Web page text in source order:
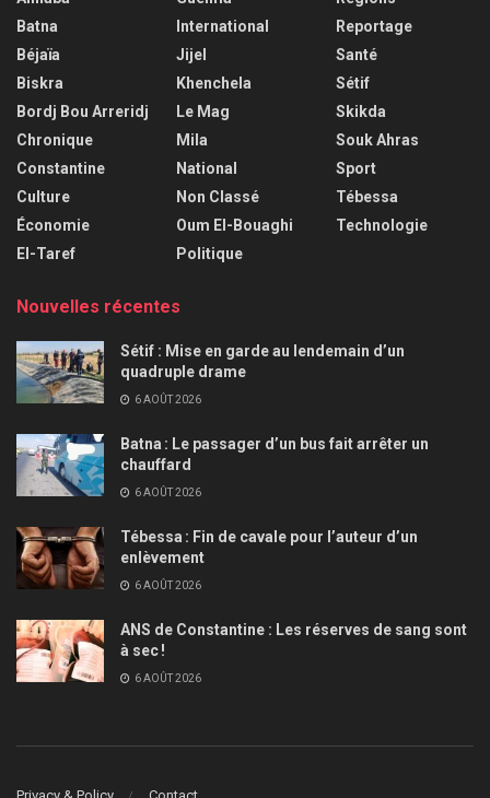
Batna
Béjaïa
Biskra
Bordj Bou Arreridj
Chronique
Constantine
Culture
Économie
El-Taref
International
Jijel
Khenchela
Le Mag
Mila
National
Non Classé
Oum El-Bouaghi
Politique
Reportage
Santé
Sétif
Skikda
Souk Ahras
Sport
Tébessa
Technologie
Nouvelles récentes
Sétif : Mise en garde au lendemain d’un
quadruple drame
6 AOÛT 2026
Batna : Le passager d’un bus fait arrêter un
chauffard
6 AOÛT 2026
Tébessa : Fin de cavale pour l’auteur d’un
enlèvement
6 AOÛT 2026
ANS de Constantine : Les réserves de sang sont
à sec !
6 AOÛT 2026